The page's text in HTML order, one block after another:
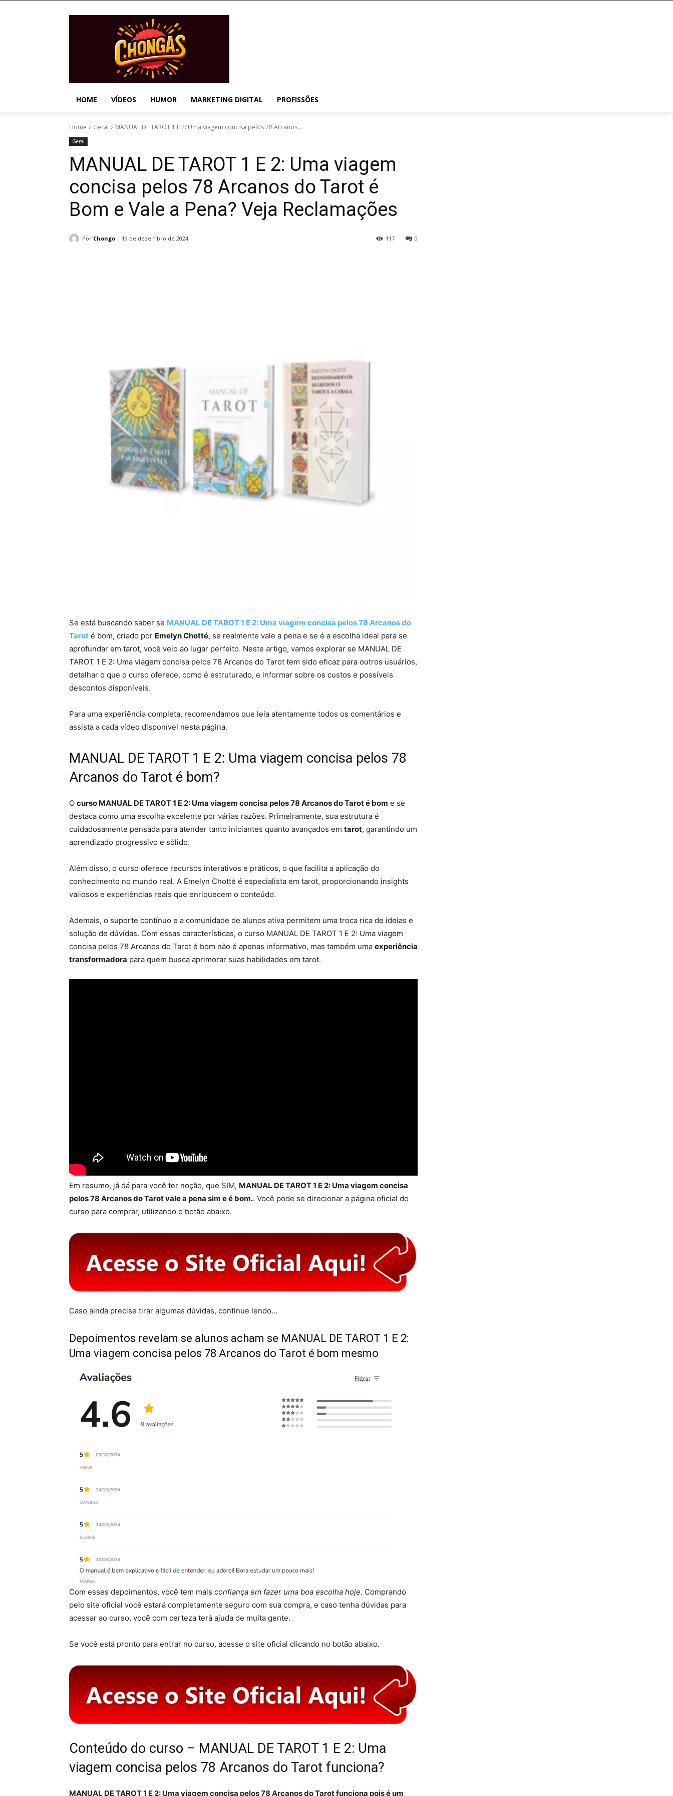
HOME VÍDEOS HUMOR MARKETING DIGITAL PROFISSÕES
Home Geral MANUAL DE TAROT 1 E 2: Uma viagem concisa pelos 78 Arcanos...
Geral
MANUAL DE TAROT 1 E 2: Uma viagem
concisa pelos 78 Arcanos do Tarot é
Bom e Vale a Pena? Veja Reclamações
Por Chongo 19 de dezembro de 2024 0
117
Se está buscando saber se MANUAL DE TAROT 1 E 2: Uma viagem concisa pelos 78 Arcanos do
Tarot é bom, criado por Emelyn Chotté, se realmente vale a pena e se é a escolha ideal para se
aprofundar em tarot, você veio ao lugar perfeito. Neste artigo, vamos explorar se MANUAL DE
TAROT 1 E 2: Uma viagem concisa pelos 78 Arcanos do Tarot tem sido eficaz para outros usuários,
detalhar o que o curso oferece, como é estruturado, e informar sobre os custos e possíveis
descontos disponíveis.
Para uma experiência completa, recomendamos que leia atentamente todos os comentários e
assista a cada vídeo disponível nesta página.
MANUAL DE TAROT 1 E 2: Uma viagem concisa pelos 78
Arcanos do Tarot é bom?
O curso MANUAL DE TAROT 1 E 2: Uma viagem concisa pelos 78 Arcanos do Tarot é bom e se
destaca como uma escolha excelente por várias razões. Primeiramente, sua estrutura é
cuidadosamente pensada para atender tanto iniciantes quanto avançados em tarot, garantindo um
aprendizado progressivo e sólido.
Além disso, o curso oferece recursos interativos e práticos, o que facilita a aplicação do
conhecimento no mundo real. A Emelyn Chotté é especialista em tarot, proporcionando insights
valiosos e experiências reais que enriquecem o conteúdo.
Ademais, o suporte contínuo e a comunidade de alunos ativa permitem uma troca rica de ideias e
solução de dúvidas. Com essas características, o curso MANUAL DE TAROT 1 E 2: Uma viagem
concisa pelos 78 Arcanos do Tarot é bom não é apenas informativo, mas também uma experiência
transformadora para quem busca aprimorar suas habilidades em tarot.
Em resumo, já dá para você ter noção, que SIM, MANUAL DE TAROT 1 E 2: Uma viagem concisa
pelos 78 Arcanos do Tarot vale a pena sim e é bom.. Você pode se direcionar a página oficial do
curso para comprar, utilizando o botão abaixo.
Caso ainda precise tirar algumas dúvidas, continue lendo…
Depoimentos revelam se alunos acham se MANUAL DE TAROT 1 E 2:
Uma viagem concisa pelos 78 Arcanos do Tarot é bom mesmo
Com esses depoimentos, você tem mais confiança em fazer uma boa escolha hoje. Comprando
pelo site oficial você estará completamente seguro com sua compra, e caso tenha dúvidas para
acessar ao curso, você com certeza terá ajuda de muita gente.
Se você está pronto para entrar no curso, acesse o site oficial clicando no botão abaixo.
Conteúdo do curso – MANUAL DE TAROT 1 E 2: Uma
viagem concisa pelos 78 Arcanos do Tarot funciona?
MANUAL DE TAROT 1 E 2: Uma viagem concisa pelos 78 Arcanos do Tarot funciona pois é um